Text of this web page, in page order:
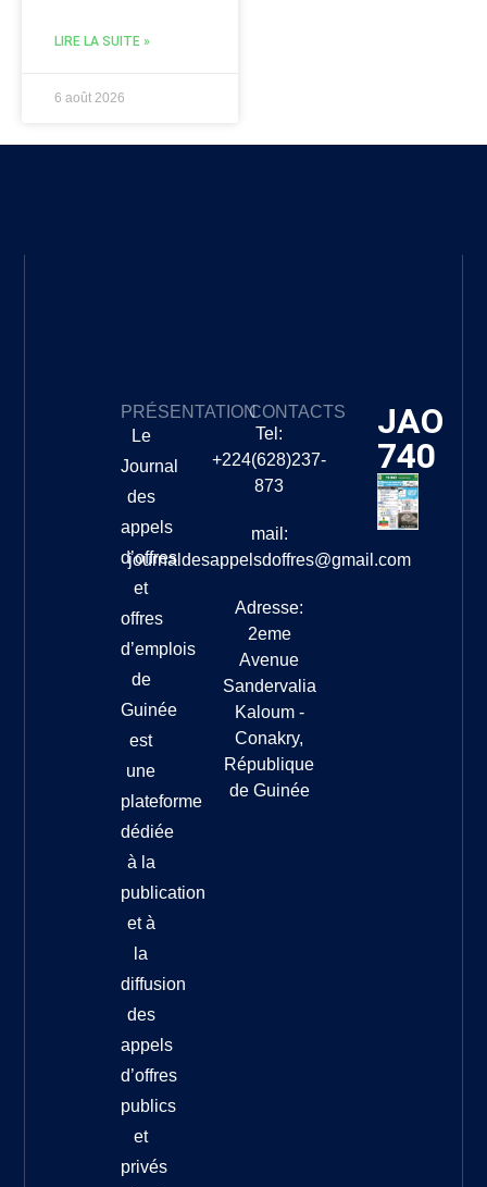
LIRE LA SUITE »
6 août 2026
PRÉSENTATION
Le
Journal
des
appels
d’offres
et
offres
d’emplois
de
Guinée
est
une
plateforme
dédiée
à la
publication
et à
la
diffusion
des
appels
d’offres
publics
et
privés
CONTACTS
Tel:
+224(628)237-
873
mail:
journaldesappelsdoffres@gmail.com
Adresse:
2eme
Avenue
Sandervalia
Kaloum -
Conakry,
République
de Guinée
JAO
740